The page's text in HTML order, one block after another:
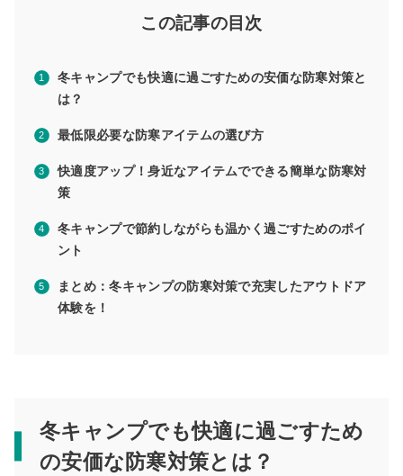
この記事の目次
冬キャンプでも快適に過ごすための安価な防寒対策と
は？
最低限必要な防寒アイテムの選び方
快適度アップ！身近なアイテムでできる簡単な防寒対
策
冬キャンプで節約しながらも温かく過ごすためのポイ
ント
まとめ：冬キャンプの防寒対策で充実したアウトドア
体験を！
冬キャンプでも快適に過ごすため
の安価な防寒対策とは？